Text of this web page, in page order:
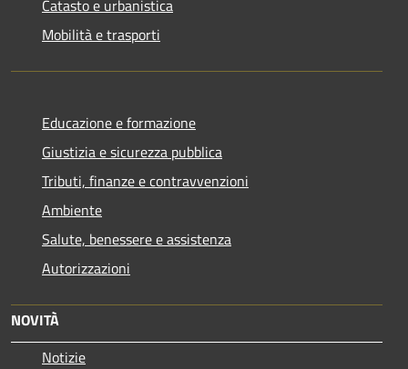
Catasto e urbanistica
Mobilità e trasporti
Educazione e formazione
Giustizia e sicurezza pubblica
Tributi, finanze e contravvenzioni
Ambiente
Salute, benessere e assistenza
Autorizzazioni
NOVITÀ
Notizie